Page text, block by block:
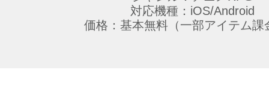
対応機種：iOS/Android
価格：基本無料（一部アイテム課